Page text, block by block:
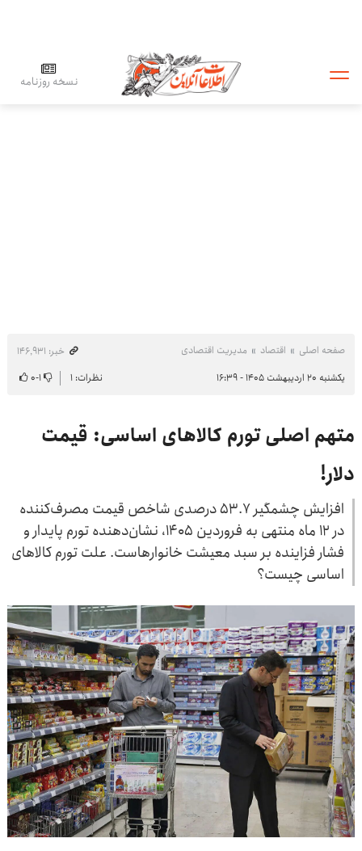
نسخه روزنامه
صفحه اصلی اقتصاد مدیریت اقتصادی
خبر: ۱۴۶٬۹۳۱
یکشنبه ۲۰ اردیبهشت ۱۴۰۵ - ۱۶:۳۹
نظرات: ۱ ۱-۰
متهم اصلی تورم کالاهای اساسی: قیمت
دلار!
افزایش چشمگیر ۵۳.۷ درصدی شاخص قیمت مصرف‌کننده
در ۱۲ ماه منتهی به فروردین ۱۴۰۵، نشان‌دهنده تورم پایدار و
فشار فزاینده بر سبد معیشت خانوارهاست. علت تورم کالاهای
اساسی چیست؟